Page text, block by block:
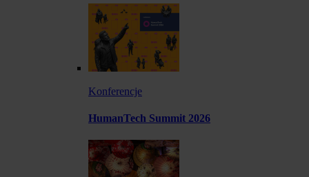
Konferencje
HumanTech Summit 2026